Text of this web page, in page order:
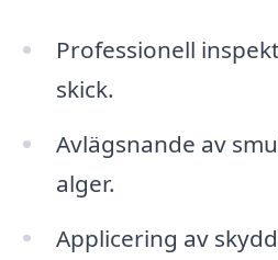
Professionell
skick.
Avlägsnande av
alger.
Applicering av